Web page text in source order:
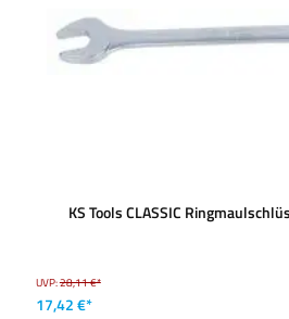
KS Tools CLASSIC
UVP:28,11 €*
17,42 €*